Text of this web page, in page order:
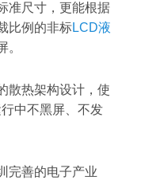
准尺寸，更能根据
比例的非标LCD液
。
散热架构设计，使
中不黑屏、不发
完善的电子产业